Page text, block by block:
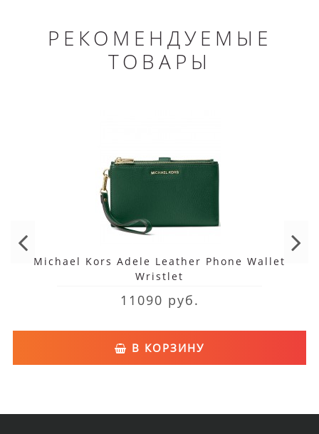
РЕКОМЕНДУЕМЫЕ
ТОВАРЫ
Michael Kors Adele Leather Phone Wallet
Wristlet
11090 руб.
В КОРЗИНУ